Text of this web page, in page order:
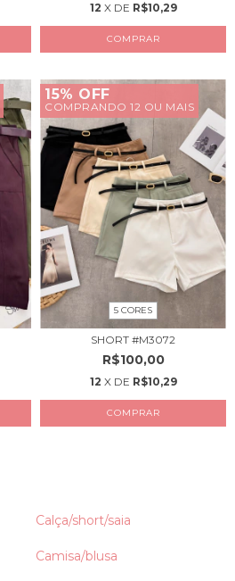
12 X DE R$10,29
COMPRAR
15% OFF
COMPRANDO 12 OU MAIS
5 CORES
SHORT #M3072
R$100,00
12 X DE R$10,29
COMPRAR
Calça/short/saia
Camisa/blusa